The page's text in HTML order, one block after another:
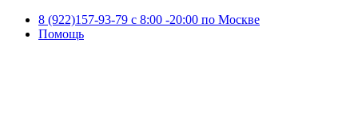
8 (922)157-93-79 c 8:00 -20:00 по Москве
Помощь